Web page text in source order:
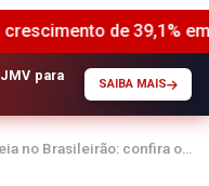
em relação ao
para
SAIBA MAIS
no Brasileirão: confira o…